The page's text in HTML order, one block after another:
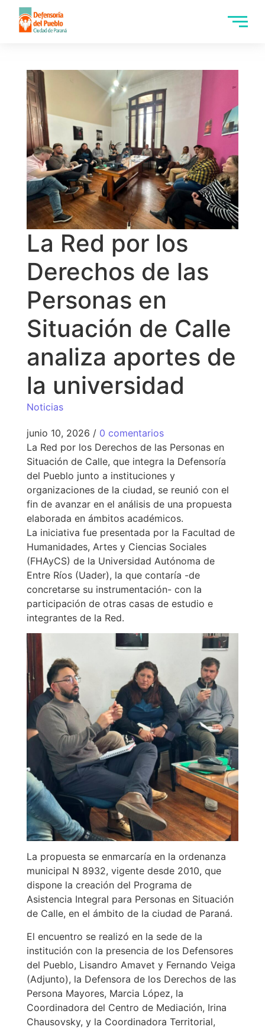
La Red por los
Derechos de las
Personas en
Situación de Calle
analiza aportes de
la universidad
Noticias
junio 10, 2026 / 0 comentarios
La Red por los Derechos de las Personas en
Situación de Calle, que integra la Defensoría
del Pueblo junto a instituciones y
organizaciones de la ciudad, se reunió con el
fin de avanzar en el análisis de una propuesta
elaborada en ámbitos académicos.
La iniciativa fue presentada por la Facultad de
Humanidades, Artes y Ciencias Sociales
(FHAyCS) de la Universidad Autónoma de
Entre Ríos (Uader), la que contaría -de
concretarse su instrumentación- con la
participación de otras casas de estudio e
integrantes de la Red.
La propuesta se enmarcaría en la ordenanza
municipal N 8932, vigente desde 2010, que
dispone la creación del Programa de
Asistencia Integral para Personas en Situación
de Calle, en el ámbito de la ciudad de Paraná.
El encuentro se realizó en la sede de la
institución con la presencia de los Defensores
del Pueblo, Lisandro Amavet y Fernando Veiga
(Adjunto), la Defensora de los Derechos de las
Persona Mayores, Marcia López, la
Coordinadora del Centro de Mediación, Irina
Chausovsky, y la Coordinadora Territorial,